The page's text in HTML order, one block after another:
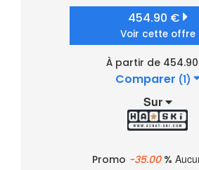
454.90 €
Voir cette offre
À partir de
Comparer (1)
Sur
Promo -35.00%